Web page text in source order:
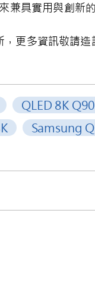
兼具實用與創新的
更多資訊敬請造
QLED 8K
Samsung